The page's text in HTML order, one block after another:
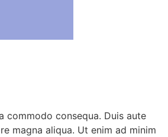
commodo consequa. Duis aute
magna aliqua. Ut enim ad minim